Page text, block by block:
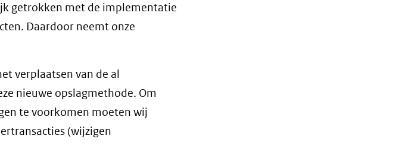
getrokken met de implementatie
Daardoor neemt onze
verplaatsen van de al
nieuwe opslagmethode. Om
te voorkomen moeten wij
(wijzigen